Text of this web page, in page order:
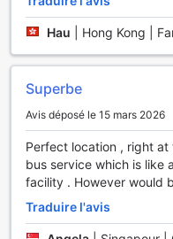
raffinés ou simplement
Les soirées karaoke sont
vous pourrez montrer
simplement vous
faire un tour dans la
Les Installations
Le Naspa New Otani à
pour les amateurs de
propose une magnifique
nager tout en admirant
Hau Hong Kong |
Superbe
Avis déposé le 15 mars 2026
Perfect location , right
bus service which is like
facility . However would
Traduire l'avis